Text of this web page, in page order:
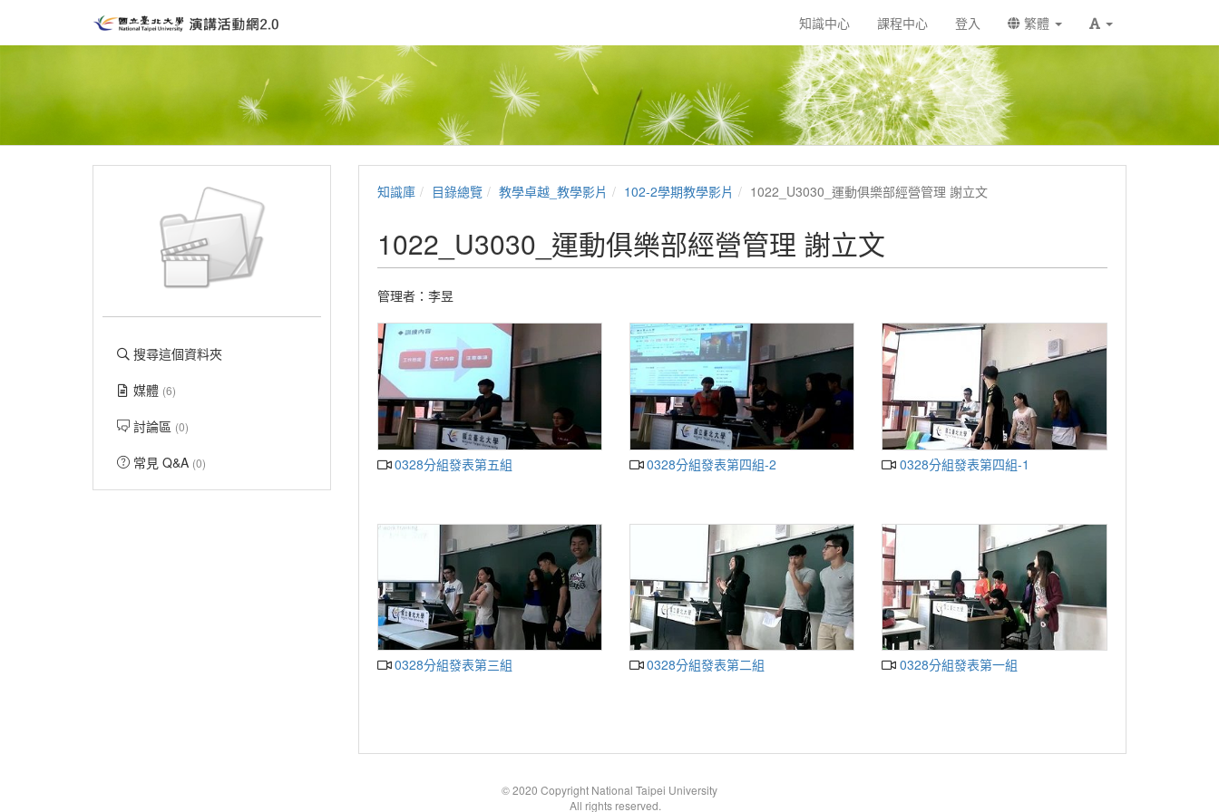
知識中心 課程中心 登入 繁體
搜尋這個資料夾
媒體 (6)
討論區 (0)
常見 Q&A (0)
知識庫 目錄總覽 教學卓越_教學影片 102-2學期教學影片 1022_U3030_運動俱樂部經營管理 謝立文
1022_U3030_運動俱樂部經營管理 謝立文
管理者： 李昱
0328分組發表第五組 0328分組發表第四組-2 0328分組發表第四組-1
0328分組發表第三組 0328分組發表第二組 0328分組發表第一組
© 2020 Copyright National Taipei University
All rights reserved.